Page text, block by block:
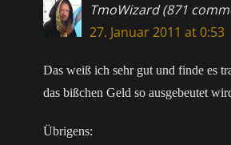
TmoWizard (871
27. Januar 2011 at 0:53
Das weiß ich sehr gut und finde es
das bißchen Geld so ausgebeutet
Übrigens: